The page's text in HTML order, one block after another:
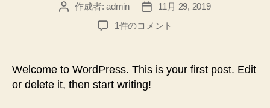
投
作成者:admin
投
稿
11月 29, 2019
Hello
1件のコメント
Welcome to WordPress. This is your first post. Edit
or delete it, then start writing!